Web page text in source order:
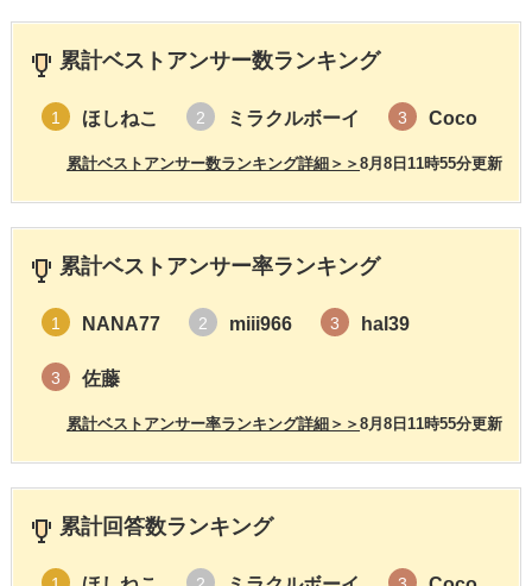
累計ベストアンサー数ランキング
1 ほしねこ 2 ミラクルボーイ 3 Coco
8月8日11時55分更新
累計ベストアンサー数ランキング詳細＞＞
累計ベストアンサー率ランキング
1 NANA77 2 miii966 3 hal39
3 佐藤
8月8日11時55分更新
累計ベストアンサー率ランキング詳細＞＞
累計回答数ランキング